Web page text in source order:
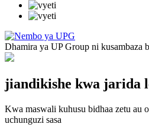
Dhamira ya UP Group ni kusambaza
jiandikishe kwa jarida
Kwa maswali kuhusu bidhaa zetu au
uchunguzi sasa